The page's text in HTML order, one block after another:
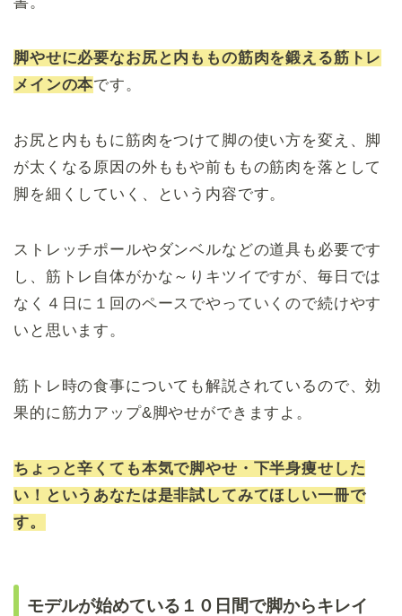
脚やせに必要なお尻と内ももの筋肉を鍛える筋トレ
メインの本です。
お尻と内ももに筋肉をつけて脚の使い方を変え、脚
が太くなる原因の外ももや前ももの筋肉を落として
脚を細くしていく、という内容です。
ストレッチポールやダンベルなどの道具も必要です
し、筋トレ自体がかな～りキツイですが、毎日では
なく４日に１回のペースでやっていくので続けやす
いと思います。
筋トレ時の食事についても解説されているので、効
果的に筋力アップ&脚やせができますよ。
ちょっと辛くても本気で脚やせ・下半身痩せした
い！というあなたは是非試してみてほしい一冊で
す。
モデルが始めている１０日間で脚からキレイ